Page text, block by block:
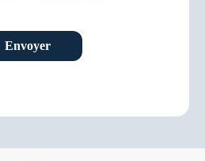
Envoyer